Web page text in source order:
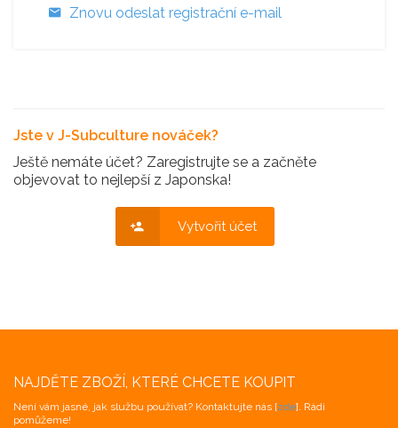
Znovu odeslat registrační e-mail
Jste v J-Subculture nováček?
Ještě nemáte účet? Zaregistrujte se a začněte
objevovat to nejlepší z Japonska!
Vytvořit účet
NAJDĚTE ZBOŽÍ, KTERÉ CHCETE KOUPIT
Není vám jasné, jak službu používat? Kontaktujte nás [zde]. Rádi
pomůžeme!